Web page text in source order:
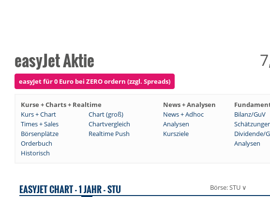
easyJet Aktie
easyJet für 0 Euro bei ZERO ordern (zzgl. Spreads)
Kurse + Charts + Realtime News + Analysen
Kurs + Chart
Chart (groß) News + Adhoc Bilanz/GuV
Times + Sales
Chartvergleich Analysen
Börsenplätze
Realtime Push Kursziele Dividende/
Orderbuch
Analysen
Historisch
EASYJET CHART - 1 JAHR - STU Börse: STU ∨